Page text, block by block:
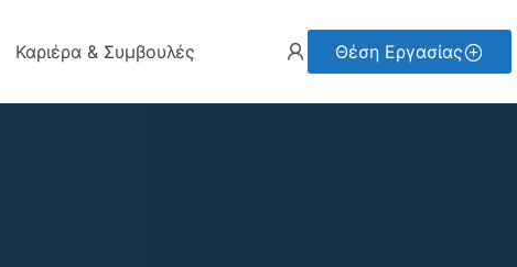
Καριέρα & Συμβουλές Θέση Εργασίας